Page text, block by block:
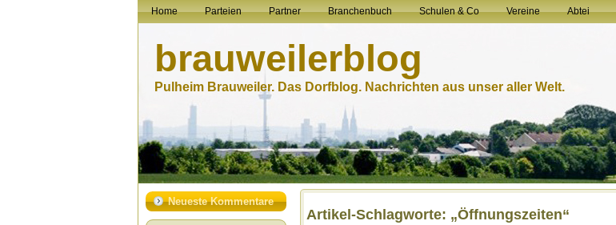
Home Parteien Partner Branchenbuch Schulen & Co Vereine Abtei
brauweilerblog
Pulheim Brauweiler. Das Dorfblog. Nachrichten aus unser aller Welt.
Neueste Kommentare
Artikel-Schlagworte: „Öffnungszeiten“